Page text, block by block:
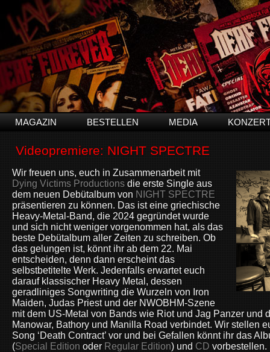
MAGAZIN BESTELLEN MEDIA
Videopremiere: NIGHT SPECTRE
Wir freuen uns, euch in Zusammenarbeit mit
Dying Victims Productions die erste Single aus
dem neuen Debütalbum von NIGHT SPECTRE
präsentieren zu können. Das ist eine griechische
Heavy-Metal-Band, die 2024 gegründet wurde
und sich nicht weniger vorgenommen hat, als das
beste Debütalbum aller Zeiten zu schreiben. Ob
das gelungen ist, könnt ihr ab dem 22. Mai
entscheiden, denn dann erscheint das
selbstbetitelte Werk. Jedenfalls erwartet euch
darauf klassischer Heavy Metal, dessen
geradliniges Songwriting die Wurzeln von Iron
Maiden, Judas Priest und der NWOBHM-Szene
mit dem US-Metal von Bands wie Riot und Jag Panzer und
Manowar, Bathory und Manilla Road verbindet. Wir stellen
Song ‘Death Contract’ vor und bei Gefallen könnt ihr das
(Special Edition oder Regular Edition) und CD vorbestellen.